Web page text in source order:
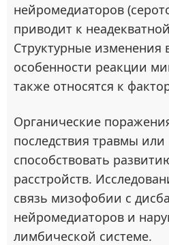
нейромедиаторов
приводит к
Структурные изменения
особенности реакции
также относятся к
Органические
последствия травмы
способствовать
расстройств.
связь мизофобии с
нейромедиаторов и
лимбической системе.